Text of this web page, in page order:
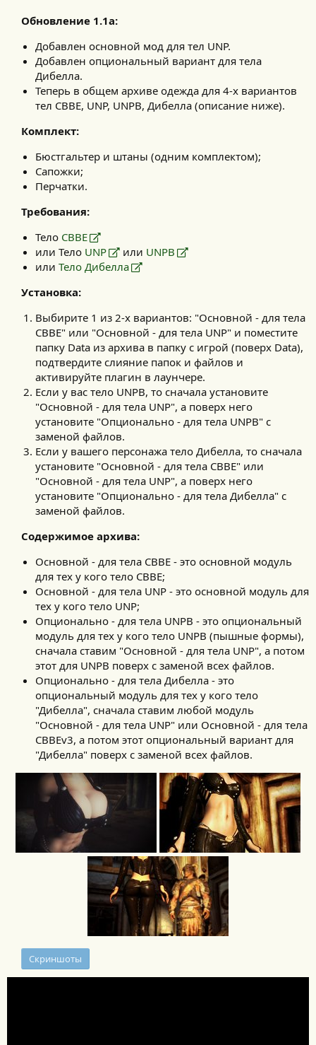
Обновление 1.1а:
Добавлен основной мод для тел UNP.
Добавлен опциональный вариант для тела
Дибелла.
Теперь в общем архиве одежда для 4-х вариантов
тел CBBE, UNP, UNPB, Дибелла (описание ниже).
Комплект:
Бюстгальтер и штаны (одним комплектом);
Сапожки;
Перчатки.
Требования:
Тело CBBE
или Тело UNP или UNPB
или Тело Дибелла
Установка:
Выбирите 1 из 2-х вариантов: "Основной - для тела
CBBE" или "Основной - для тела UNP" и поместите
папку Data из архива в папку с игрой (поверх Data),
подтвердите слияние папок и файлов и
активируйте плагин в лаунчере.
Если у вас тело UNPB, то сначала установите
"Основной - для тела UNP", а поверх него
установите "Опционально - для тела UNPB" с
заменой файлов.
Если у вашего персонажа тело Дибелла, то сначала
установите "Основной - для тела CBBE" или
"Основной - для тела UNP", а поверх него
установите "Опционально - для тела Дибелла" с
заменой файлов.
Содержимое архива:
Основной - для тела CBBE - это основной модуль
для тех у кого тело CBBE;
Основной - для тела UNP - это основной модуль для
тех у кого тело UNP;
Опционально - для тела UNPB - это опциональный
модуль для тех у кого тело UNPB (пышные формы),
сначала ставим "Основной - для тела UNP", а потом
этот для UNPB поверх с заменой всех файлов.
Опционально - для тела Дибелла - это
опциональный модуль для тех у кого тело
"Дибелла", сначала ставим любой модуль
"Основной - для тела UNP" или Основной - для тела
CBBEv3, а потом этот опциональный вариант для
"Дибелла" поверх с заменой всех файлов.
Скриншоты